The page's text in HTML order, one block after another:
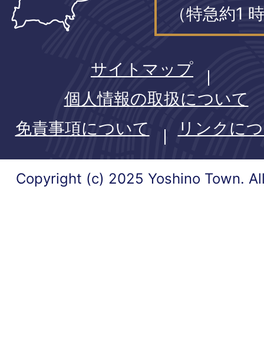
（特急約1
サイトマップ
個人情報の取扱について
免責事項について
リンクに
Copyright (c) 2025 Yoshino Town.